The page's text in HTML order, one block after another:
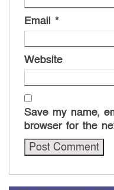
Email *
Website
Save my name,
browser for the